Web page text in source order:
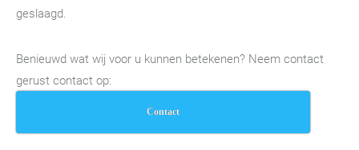
geslaagd.
Benieuwd wat wij voor u kunnen betekenen? Neem contact
gerust contact op:
Contact